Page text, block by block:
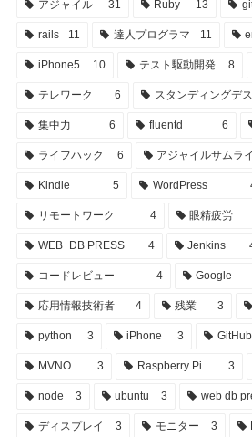
アジャイル 31 Ruby 13
rails 11 達人プログラマ 11
iPhone5 10 テスト駆動開発 8
テレワーク 6 スタンディングデ
集中力 6 fluentd 6
ライフハック 6 アジャイルサムライ
Kindle 5 WordPress
リモートワーク 4 眼精疲労
WEB+DB PRESS 4 Jenkins
コードレビュー 4 Google
応用情報技術者 4 残業 3
python 3 iPhone 3 GitHub
MVNO 3 Raspberry Pi 3
node 3 ubuntu 3 web db
ディスプレイ 3 モニター 3